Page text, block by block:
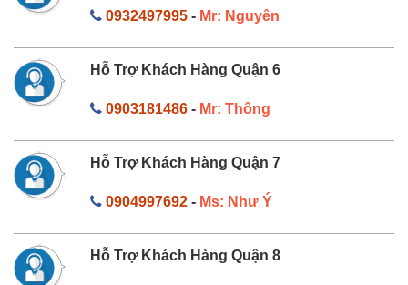
0932497995- Mr: Nguyên
Hỗ Trợ Khách Hàng Quận 6
0903181486- Mr: Thông
Hỗ Trợ Khách Hàng Quận 7
0904997692- Ms: Như Ý
Hỗ Trợ Khách Hàng Quận 8